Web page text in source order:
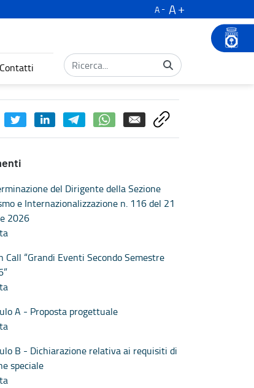
A
A
Contatti
del Dirigente della Sezione
e Internazionalizzazione n. 116 del 21
2026
Call “Grandi Eventi Secondo Semestre
A - Proposta progettuale
B - Dichiarazione relativa ai requisiti di
speciale